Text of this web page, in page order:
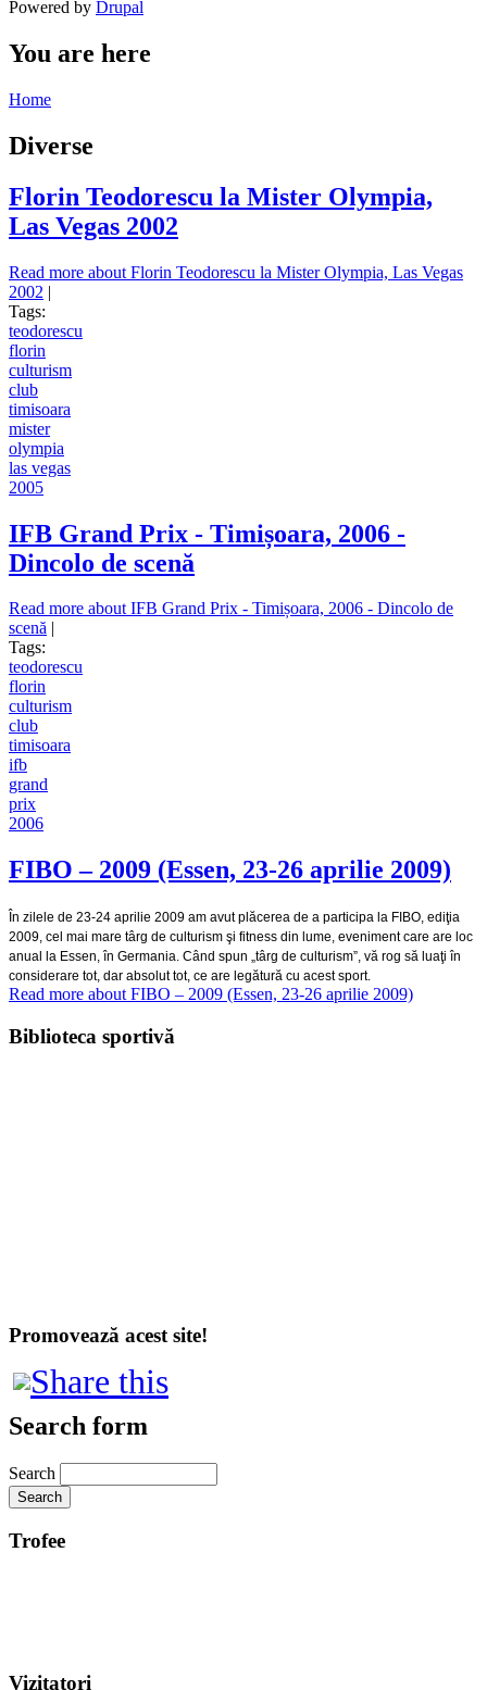
Powered by Drupal
You are here
Home
Diverse
Florin Teodorescu la Mister Olympia,
Las Vegas 2002
Read more about Florin Teodorescu la Mister Olympia, Las Vegas
2002 |
Tags:
teodorescu
florin
culturism
club
timisoara
mister
olympia
las vegas
2005
IFB Grand Prix - Timișoara, 2006 -
Dincolo de scenă
Read more about IFB Grand Prix - Timișoara, 2006 - Dincolo de
scenă
Tags:
teodorescu
florin
culturism
club
timisoara
ifb
grand
prix
2006
FIBO – 2009 (Essen, 23-26 aprilie 2009)
În zilele de 23-24 aprilie 2009 am avut plăcerea de a participa la FIBO, ediţia
2009, cel mai mare târg de culturism şi fitness din lume, eveniment care are loc
anual la Essen, în Germania. Când spun „târg de culturism”, vă rog să luaţi în
considerare tot, dar absolut tot, ce are legătură cu acest sport.
Read more about FIBO – 2009 (Essen, 23-26 aprilie 2009)
Biblioteca sportivă
Promovează acest site!
Search form
Search
Trofee
Vizitatori